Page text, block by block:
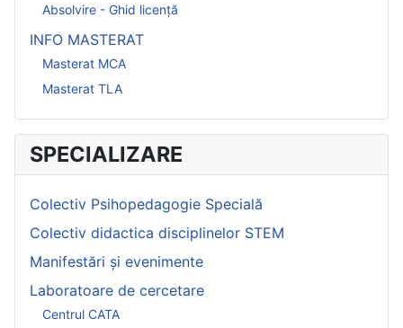
Absolvire - Ghid licență
INFO MASTERAT
Masterat MCA
Masterat TLA
SPECIALIZARE
Colectiv Psihopedagogie Specială
Colectiv didactica disciplinelor STEM
Manifestări și evenimente
Laboratoare de cercetare
Centrul CATA